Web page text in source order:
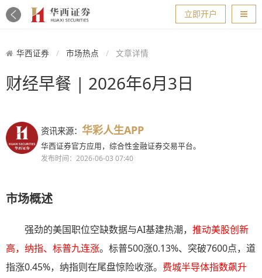
导航
立即开户
华西证券 市场热点 文章详情
财经早餐 | 2026年6月3日
资讯来源： 华彩人生APP
华西证券官方应用，综合性金融证券交易平台。
发布时间：2026-06-03 07:40
市场概述
强劲的美国职位空缺数据与AI基建热潮， 推动美股创新
高，纳指、标普九连涨。标普500涨0.13%、突破7600点，道
指涨0.45%，纳指则在尾盘惊险收涨。 费城半导体指数飙升